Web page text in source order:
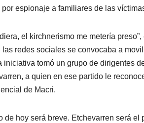
por espionaje a familiares de las
el kirchnerismo me metería
las redes sociales se convocaba a
iniciativa tomó un grupo de dirigentes
a quien en ese partido le
de Macri.
de hoy será breve. Etchevarren será